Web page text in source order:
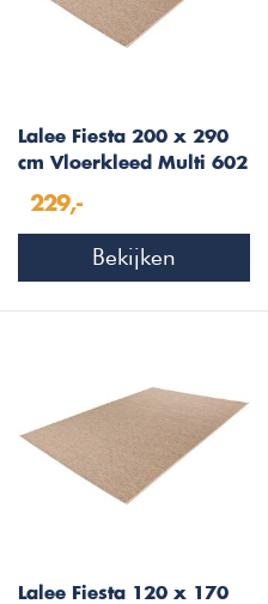
Lalee Fiesta 200 x 290
cm Vloerkleed Multi 602
229,-
Bekijken
Lalee Fiesta 120 x 170